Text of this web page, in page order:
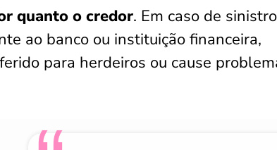
quanto o credor. Em caso de
ao banco ou instituição financeira,
para herdeiros ou cause